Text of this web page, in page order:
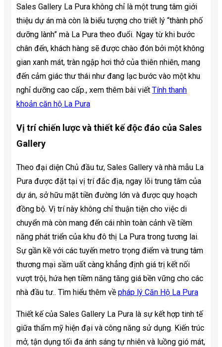
Sales Gallery La Pura không chỉ là một trung tâm giới
thiệu dự án mà còn là biểu tượng cho triết lý “thành phố
dưỡng lành” mà La Pura theo đuổi. Ngay từ khi bước
chân đến, khách hàng sẽ được chào đón bởi một không
gian xanh mát, tràn ngập hơi thở của thiên nhiên, mang
đến cảm giác thư thái như đang lạc bước vào một khu
nghỉ dưỡng cao cấp., xem thêm bài viết Tính thanh
khoản căn hộ La Pura
Vị trí chiến lược và thiết kế độc đáo của Sales
Gallery
Theo đại diện Chủ đầu tư, Sales Gallery và nhà mẫu La
Pura được đặt tại vị trí đắc địa, ngay lõi trung tâm của
dự án, sở hữu mặt tiền đường lớn và được quy hoạch
đồng bộ. Vị trí này không chỉ thuận tiện cho việc di
chuyển mà còn mang đến cái nhìn toàn cảnh về tiềm
năng phát triển của khu đô thị La Pura trong tương lai.
Sự gần kề với các tuyến metro trọng điểm và trung tâm
thương mại sầm uất càng khẳng định giá trị kết nối
vượt trội, hứa hẹn tiềm năng tăng giá bền vững cho các
nhà đầu tư.. Tìm hiểu thêm về pháp lý Căn Hộ La Pura
Thiết kế của Sales Gallery La Pura là sự kết hợp tinh tế
giữa thẩm mỹ hiện đại và công năng sử dụng. Kiến trúc
mở, tận dụng tối đa ánh sáng tự nhiên và luồng gió mát,